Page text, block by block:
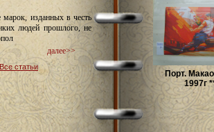
марок, изданных в честь
людей прошлого, не
далее>>
Все статьи
Порт.
1997г